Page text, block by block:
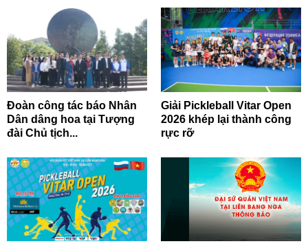
Đoàn công tác báo Nhân
Dân dâng hoa tại Tượng
đài Chủ tịch...
Giải Pickleball Vitar Open
2026 khép lại thành công
rực rỡ